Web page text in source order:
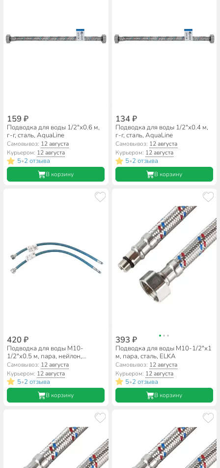
159 ₽
Подводка для воды 1/2"х0.6 м,
г-г, сталь, AquaLine
Самовывоз: 12 августа
Курьером: 12 августа
5•2 отзыва
В корзину
134 ₽
Подводка для воды 1/2"х0.4 м,
г-г, сталь, AquaLine
Самовывоз: 12 августа
Курьером: 12 августа
5•2 отзыва
В корзину
420 ₽
Подводка для воды М10-
1/2"х0.5 м, пара, нейлон,
полимер, РМС
Самовывоз: 12 августа
Курьером: 12 августа
5•2 отзыва
В корзину
393 ₽
Подводка для воды М10-1/2"х1
м, пара, сталь, ELKA
Самовывоз: 12 августа
Курьером: 12 августа
5•2 отзыва
В корзину